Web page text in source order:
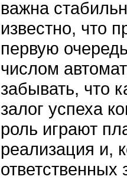
важна
известно, что
первую
числом
забывать, что
залог успеха
роль играют
реализация и,
ответственных